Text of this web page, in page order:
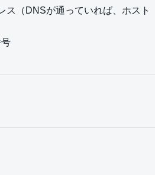
ス（DNSが通っていれば、ホスト